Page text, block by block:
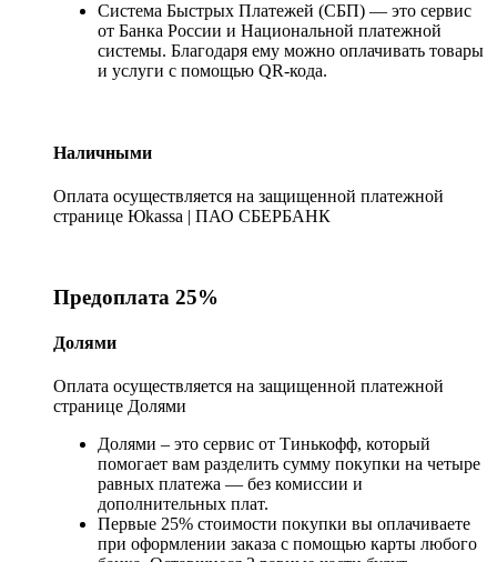
Система Быстрых Платежей (СБП) — это сервис
от Банка России и Национальной платежной
системы. Благодаря ему можно оплачивать товары
и услуги с помощью QR-кода.
Наличными
Оплата осуществляется на защищенной платежной
странице Юkassa | ПАО СБЕРБАНК
Предоплата 25%
Долями
Оплата осуществляется на защищенной платежной
странице Долями
Долями – это сервис от Тинькофф, который
помогает вам разделить сумму покупки на четыре
равных платежа — без комиссии и
дополнительных плат.
Первые 25% стоимости покупки вы оплачиваете
при оформлении заказа с помощью карты любого